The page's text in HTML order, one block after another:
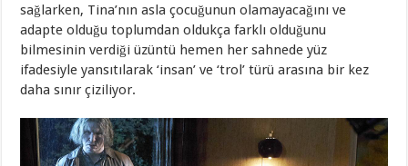
sağlarken, Tina’nın asla çocuğunun olamayacağını ve
adapte olduğu toplumdan oldukça farklı olduğunu
bilmesinin verdiği üzüntü hemen her sahnede yüz
ifadesiyle yansıtılarak ‘insan’ ve ‘trol’ türü arasına bir kez
daha sınır çiziliyor.